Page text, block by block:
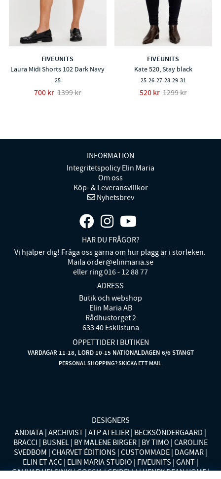
FIVEUNITS
Laura Midi Shorts 102 Dark Navy
25
700 kr 1399 kr
FIVEUNITS
Kate 520, Stay black
25 26 27 28 29 31
520 kr 1299 kr
INFORMATION
Integritetspolicy Elin Maria
Om oss
Köp- & Leveransvillkor
Nyhetsbrev
HAR DU FRÅGOR?
Vi hjälper dig! Fråga oss gärna om hur plagg är i storleken.
Maila order@elinmaria.se
eller ring 016 - 12 88 77
ADRESS
Butik och webshop
Elin Maria AB
Rådhustorget 2
633 40 Eskilstuna
ÖPPETTIDER I BUTIKEN
VARDAGAR 11-18, LÖRD 10-15 NATIONALDAGEN 6/6 STÄNGT
PERSONAL SHOPPING? SKICKA ETT MAIL.
DESIGNERS
ANDIATA ARCHIVIST ATP ATELIER BECKSÖNDERGAARD
BRACCI BUSNEL BY MALENE BIRGER BY TIMO CAROLINE
SVEDBOM CHARVET ÉDITIONS CUSTOMMADE DAGMAR
ELIN ET ACC ELIN MARIA STUDIO FIVEUNITS GANT
GAUHAR HELSINKI GOSSIA GRIDELLI HENRY DEAN HOME